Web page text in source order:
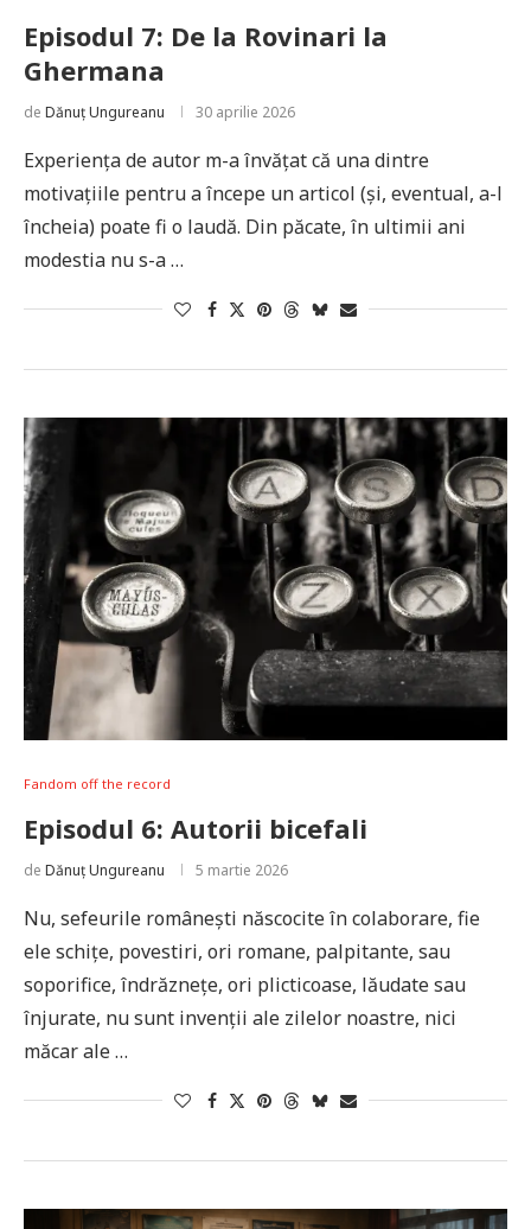
Episodul 7: De la Rovinari la
Ghermana
de Dănuț Ungureanu 30 aprilie 2026
Experiența de autor m-a învățat că una dintre
motivațiile pentru a începe un articol (și, eventual, a-l
încheia) poate fi o laudă. Din păcate, în ultimii ani
modestia nu s-a …
Fandom off the record
Episodul 6: Autorii bicefali
de Dănuț Ungureanu 5 martie 2026
Nu, sefeurile românești născocite în colaborare, fie
ele schițe, povestiri, ori romane, palpitante, sau
soporifice, îndrăznețe, ori plicticoase, lăudate sau
înjurate, nu sunt invenții ale zilelor noastre, nici
măcar ale …